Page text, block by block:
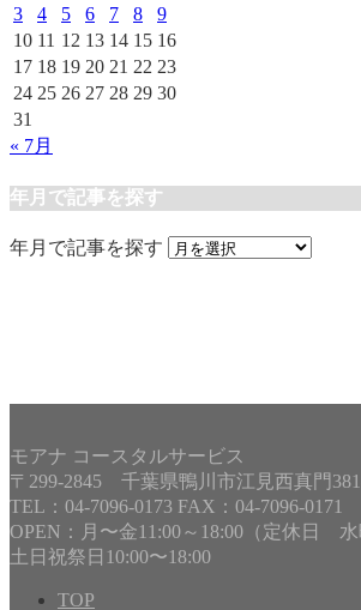
3
4 5 6 7 8
9
10 11 12 13 14 15 16
17 18 19 20 21 22 23
24 25 26 27 28 29 30
31
« 7月
年月で記事を探す
年月で記事を探す
モアナ コースタルサービス
〒299-2845 千葉県鴨川市江見西真門
TEL：04-7096-0173 FAX：04-7096-0171
OPEN：月〜金11:00～18:00（定休日 水
土日祝祭日10:00〜18:00
TOP